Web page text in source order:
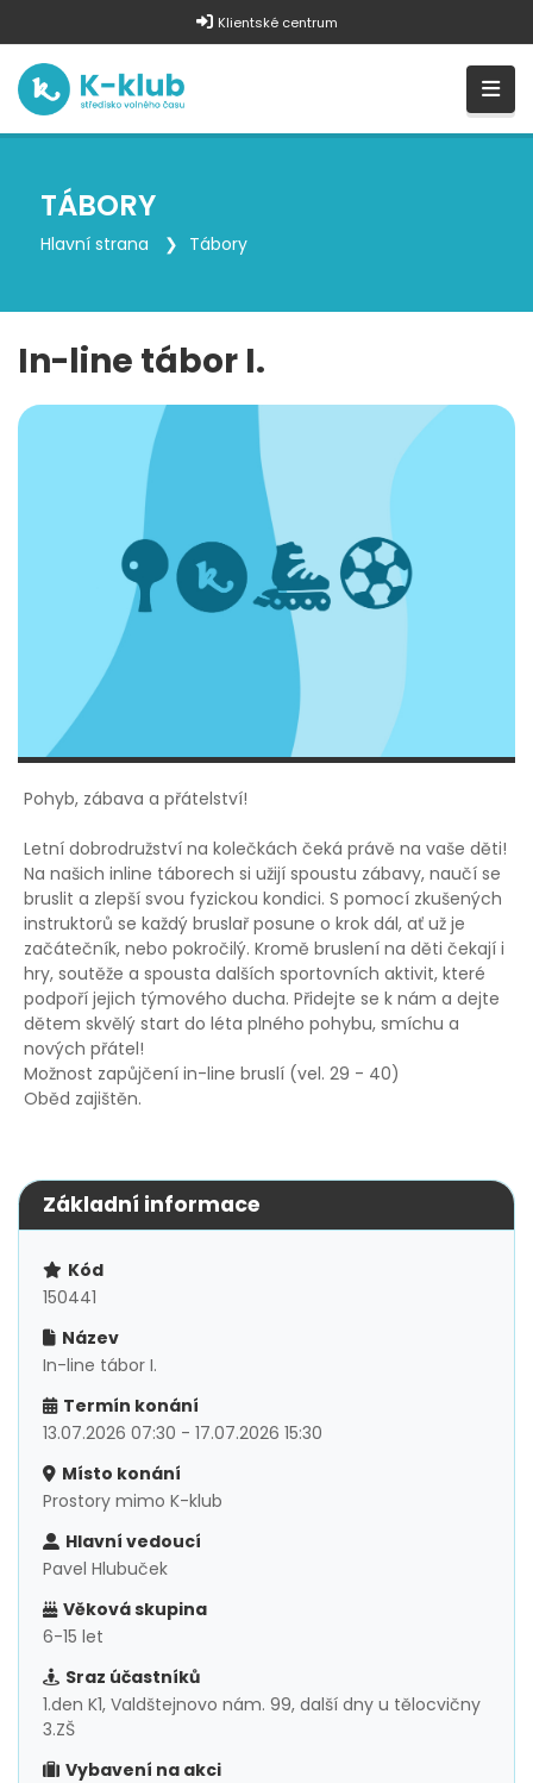
Klientské centrum
TÁBORY
Hlavní strana Tábory
In-line tábor I.
Pohyb, zábava a přátelství!
Letní dobrodružství na kolečkách čeká právě na vaše děti!
Na našich inline táborech si užijí spoustu zábavy, naučí se
bruslit a zlepší svou fyzickou kondici. S pomocí zkušených
instruktorů se každý bruslař posune o krok dál, ať už je
začátečník, nebo pokročilý. Kromě bruslení na děti čekají i
hry, soutěže a spousta dalších sportovních aktivit, které
podpoří jejich týmového ducha. Přidejte se k nám a dejte
dětem skvělý start do léta plného pohybu, smíchu a
nových přátel!
Možnost zapůjčení in-line bruslí (vel. 29 - 40)
Oběd zajištěn.
Základní informace
Kód
150441
Název
In-line tábor I.
Termín konání
13.07.2026 07:30 - 17.07.2026 15:30
Místo konání
Prostory mimo K-klub
Hlavní vedoucí
Pavel Hlubuček
Věková skupina
6-15 let
Sraz účastníků
1.den K1, Valdštejnovo nám. 99, další dny u tělocvičny
3.ZŠ
Vybavení na akci